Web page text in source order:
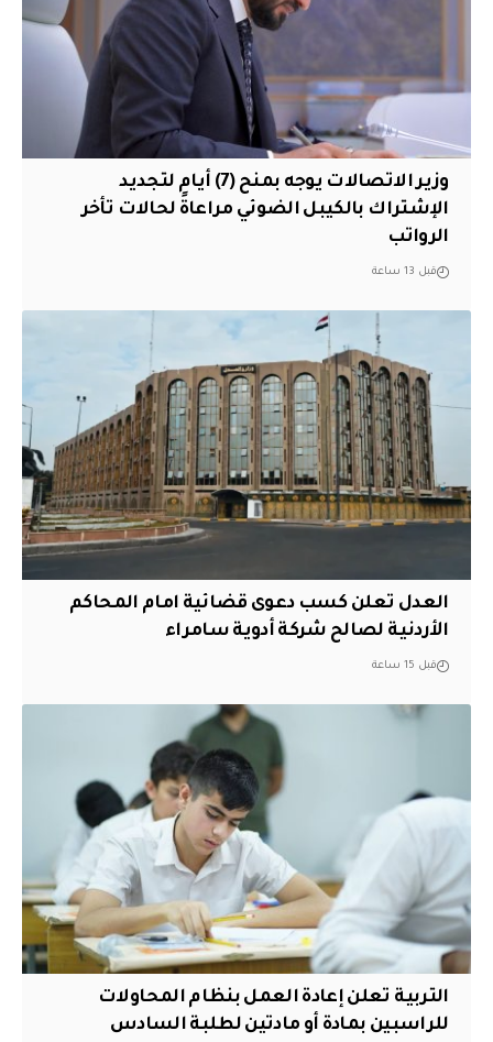
وزير الاتصالات يوجه بمنح (7) أيام لتجديد
الإشتراك بالكيبل الضوئي مراعاةً لحالات تأخر
الرواتب
قبل 13 ساعة
العدل تعلن كسب دعوى قضائية امام المحاكم
الأردنية لصالح شركة أدوية سامراء
قبل 15 ساعة
التربية تعلن إعادة العمل بنظام المحاولات
للراسبين بمادة أو مادتين لطلبة السادس